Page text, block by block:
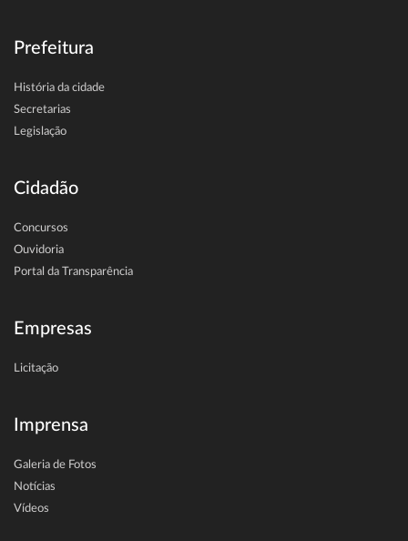
Prefeitura
História da cidade
Secretarias
Legislação
Cidadão
Concursos
Ouvidoria
Portal da Transparência
Empresas
Licitação
Imprensa
Galeria de Fotos
Notícias
Vídeos